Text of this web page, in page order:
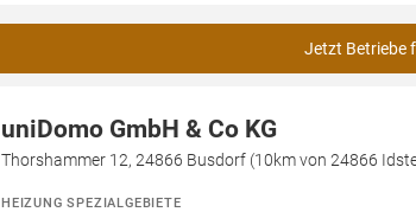
Jetzt Betriebe
uniDomo GmbH & Co KG
Thorshammer 12, 24866 Busdorf (10km von 24866
HEIZUNG SPEZIALGEBIETE